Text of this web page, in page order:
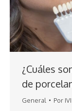
¿Cuáles
de
General Por